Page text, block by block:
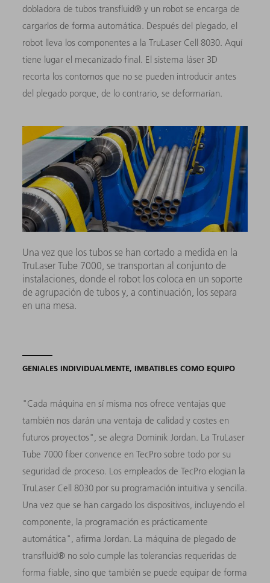
dobladora de tubos transfluid® y un robot se encarga de
cargarlos de forma automática. Después del plegado, el
robot lleva los componentes a la TruLaser Cell 8030. Aquí
tiene lugar el mecanizado final. El sistema láser 3D
recorta los contornos que no se pueden introducir antes
del plegado porque, de lo contrario, se deformarían.
Una vez que los tubos se han cortado a medida en la
TruLaser Tube 7000, se transportan al conjunto de
instalaciones, donde el robot los coloca en un soporte
de agrupación de tubos y, a continuación, los separa
en una mesa.
GENIALES INDIVIDUALMENTE, IMBATIBLES COMO EQUIPO
"Cada máquina en sí misma nos ofrece ventajas que
también nos darán una ventaja de calidad y costes en
futuros proyectos", se alegra Dominik Jordan. La TruLaser
Tube 7000 fiber convence en TecPro sobre todo por su
seguridad de proceso. Los empleados de TecPro elogian la
TruLaser Cell 8030 por su programación intuitiva y sencilla.
Una vez que se han cargado los dispositivos, incluyendo el
componente, la programación es prácticamente
automática", afirma Jordan. La máquina de plegado de
transfluid® no solo cumple las tolerancias requeridas de
forma fiable, sino que también se puede equipar de forma